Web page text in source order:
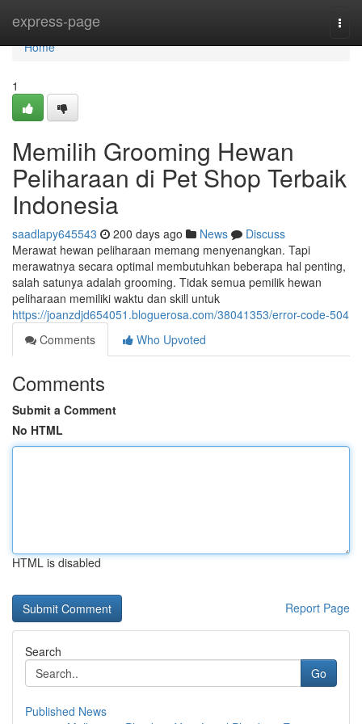
express-page
Home
Home
1
Memilih Grooming Hewan
Peliharaan di Pet Shop Terbaik
Indonesia
saadlapy645543 200 days ago News
Discuss
Merawat hewan peliharaan memang menyenangkan. Tapi
merawatnya secara optimal membutuhkan beberapa hal penting,
salah satunya adalah grooming. Tidak semua pemilik hewan
peliharaan memiliki waktu dan skill untuk
https://joanzdjd654051.bloguerosa.com/38041353/error-code-504
Comments
Who Upvoted
Comments
Submit a Comment
No HTML
HTML is disabled
Report Page
Search
Go
Published News